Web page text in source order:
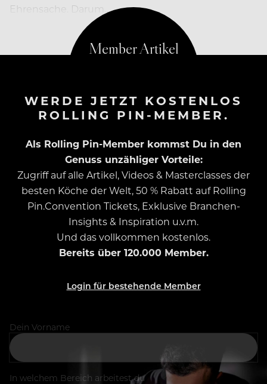
Ehrensache. Darum…
WERDE JETZT KOSTENLOS
ROLLING PIN-MEMBER.
Als Rolling Pin-Member kommst Du in den
Genuss unzähliger Vorteile:
Zugriff auf alle Artikel, Videos & Masterclasses der
besten Köche der Welt, 50 % Rabatt auf Rolling
Pin.Convention Tickets, Exklusive Branchen-
Insights & Inspiration u.v.m.
Und das vollkommen kostenlos.
Bereits über 120.000 Member.
Login für bestehende Member
Dein Vorname
In welchem Bereich arbeitest du